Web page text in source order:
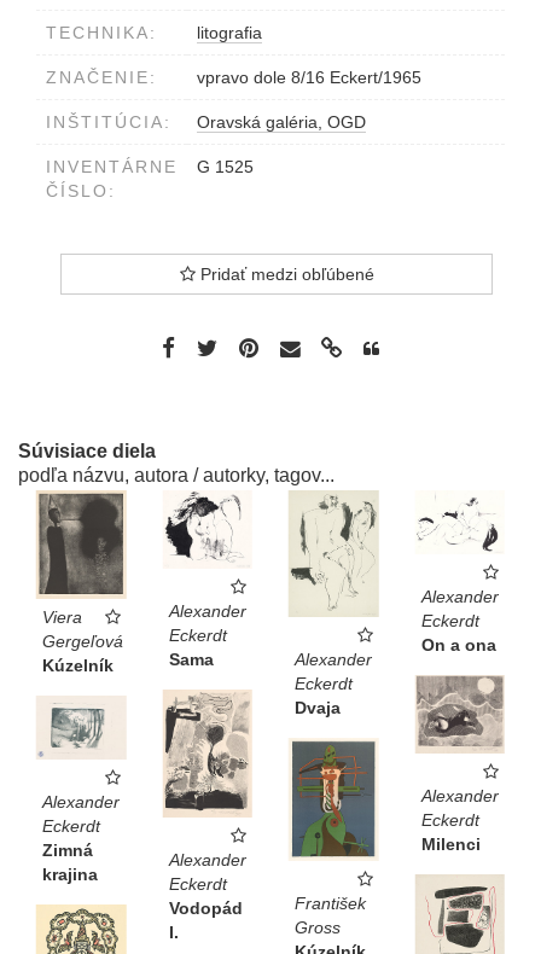
TECHNIKA: litografia
ZNAČENIE: vpravo dole 8/16 Eckert/1965
INŠTITÚCIA: Oravská galéria, OGD
INVENTÁRNE
ČÍSLO:
G 1525
Pridať medzi obľúbené
Súvisiace diela
podľa názvu, autora / autorky, tagov...
Viera
Gergeľová
Kúzelník
Alexander
Eckerdt
Sama
Alexander
Eckerdt
Dvaja
Alexander
Eckerdt
On a ona
Alexander
Eckerdt
Milenci
Alexander
Eckerdt
Vodopád
I.
Alexander
Eckerdt
Zimná
krajina
František
Gross